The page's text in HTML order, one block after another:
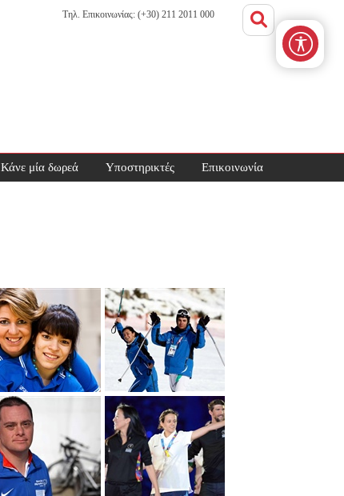
Τηλ. Επικοινωνίας: (+30) 211 2011 000
Κάνε μία δωρεά Υποστηρικτές Επικοινωνία